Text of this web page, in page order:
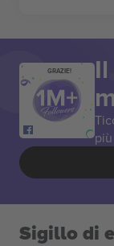
GRAZIE!
Sigillo di